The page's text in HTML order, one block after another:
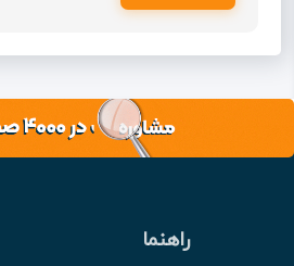
راهنما